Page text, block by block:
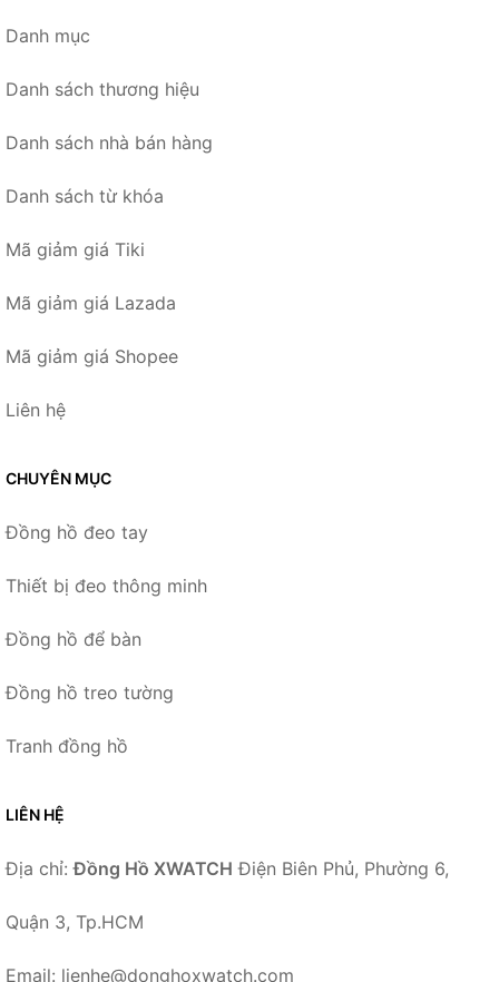
Danh mục
Danh sách thương hiệu
Danh sách nhà bán hàng
Danh sách từ khóa
Mã giảm giá Tiki
Mã giảm giá Lazada
Mã giảm giá Shopee
Liên hệ
CHUYÊN MỤC
Đồng hồ đeo tay
Thiết bị đeo thông minh
Đồng hồ để bàn
Đồng hồ treo tường
Tranh đồng hồ
LIÊN HỆ
Địa chỉ:Đồng Hồ XWATCH Điện Biên Phủ, Phường 6,
Quận 3, Tp.HCM
Email: lienhe@donghoxwatch.com